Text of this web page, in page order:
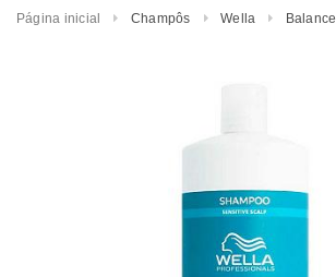
Página inicial Champôs Wella Balance